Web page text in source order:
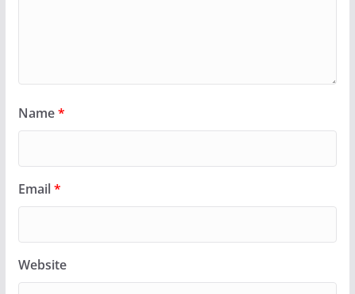
Name*
Email*
Website